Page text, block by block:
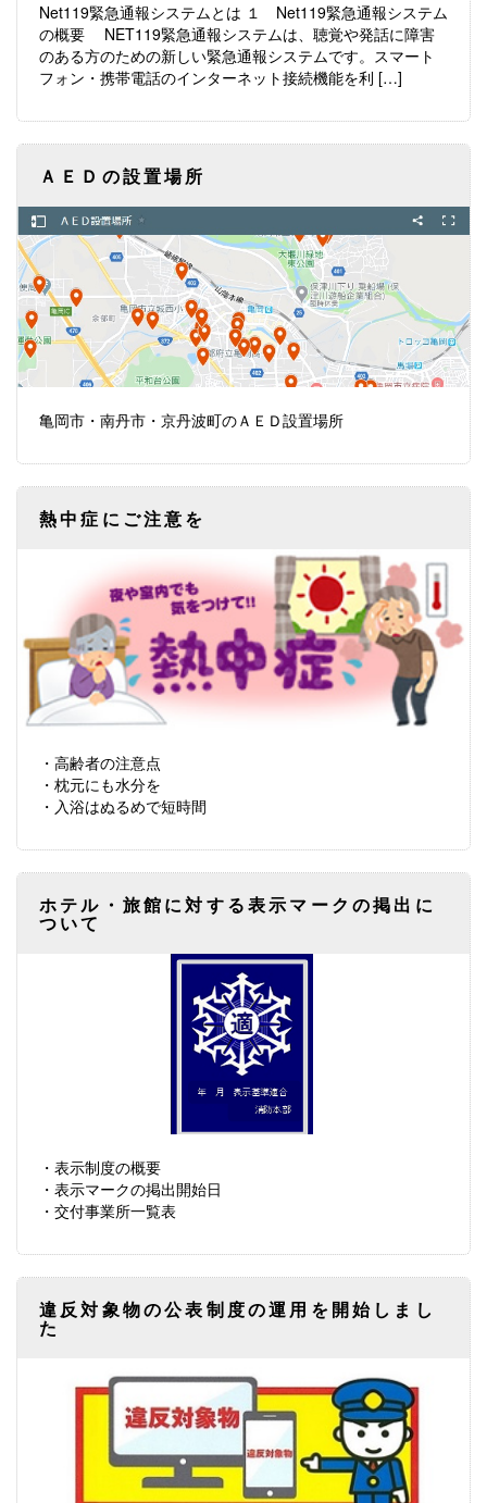
Net119緊急通報システムとは １ Net119緊急通報システム
の概要 NET119緊急通報システムは、聴覚や発話に障害
のある方のための新しい緊急通報システムです。スマート
フォン・携帯電話のインターネット接続機能を利 […]
ＡＥＤの設置場所
亀岡市・南丹市・京丹波町のＡＥＤ設置場所
熱中症にご注意を
・高齢者の注意点
・枕元にも水分を
・入浴はぬるめで短時間
ホテル・旅館に対する表示マークの掲出に
ついて
・表示制度の概要
・表示マークの掲出開始日
・交付事業所一覧表
違反対象物の公表制度の運用を開始しまし
た